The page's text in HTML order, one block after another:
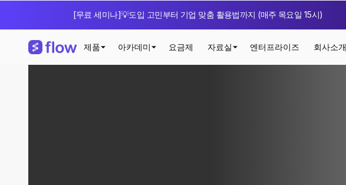
[무료 세미나]💡도입 고민부터 기업 맞춤 활용법까지 (매주 목요일 15시)
제품 아카데미 요금제 자료실 엔터프라이즈 회사소개